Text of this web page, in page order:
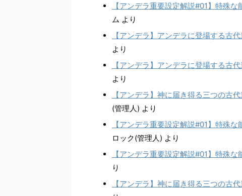
【アンデラ重要設定解説#01】特殊
ム より
【アンデラ】アンデラに登場する古
より
【アンデラ】アンデラに登場する古
より
【アンデラ】神に届き得る三つの古
(管理人) より
【アンデラ重要設定解説#01】特殊
ロック(管理人) より
【アンデラ重要設定解説#01】特殊
り
【アンデラ】神に届き得る三つの古